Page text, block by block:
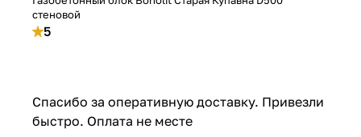
стеновой
5
Спасибо за оперативную доставку. Привезли
быстро. Оплата не месте